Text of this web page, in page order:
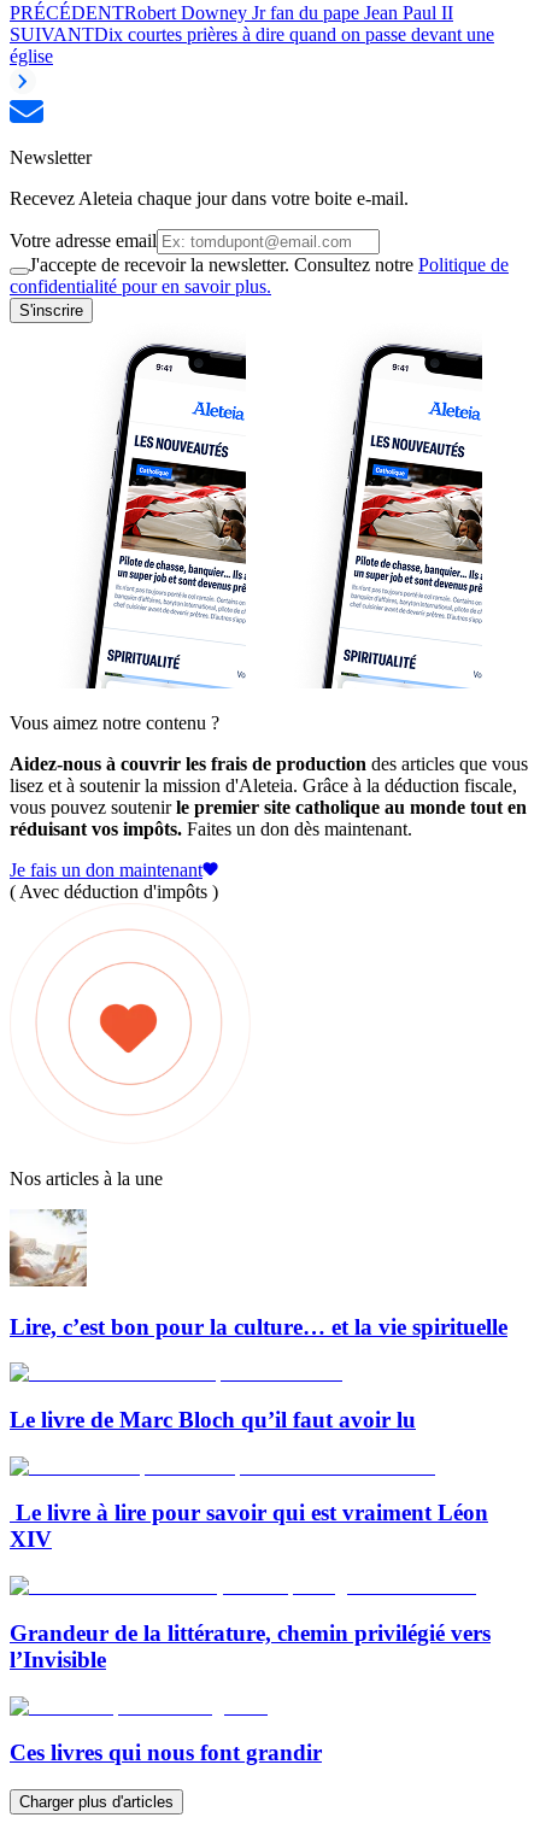
PRÉCÉDENTRobert Downey Jr fan du pape Jean Paul II
SUIVANTDix courtes prières à dire quand on passe devant une
église
Newsletter
Recevez Aleteia chaque jour dans votre boite e-mail.
Votre adresse email
J'accepte de recevoir la newsletter. Consultez notre Politique de
confidentialité pour en savoir plus.
S'inscrire
Vous aimez notre contenu ?
Aidez-nous à couvrir les frais de production des articles que vous
lisez et à soutenir la mission d'Aleteia. Grâce à la déduction fiscale,
vous pouvez soutenirle premier site catholique au monde tout en
réduisant vos impôts. Faites un don dès maintenant.
Je fais un don maintenant
( Avec déduction d'impôts )
Nos articles à la une
Lire, c’est bon pour la culture… et la vie spirituelle
Le livre de Marc Bloch qu’il faut avoir lu
Le livre à lire pour savoir qui est vraiment Léon
XIV
Grandeur de la littérature, chemin privilégié vers
l’Invisible
Ces livres qui nous font grandir
Charger plus d'articles